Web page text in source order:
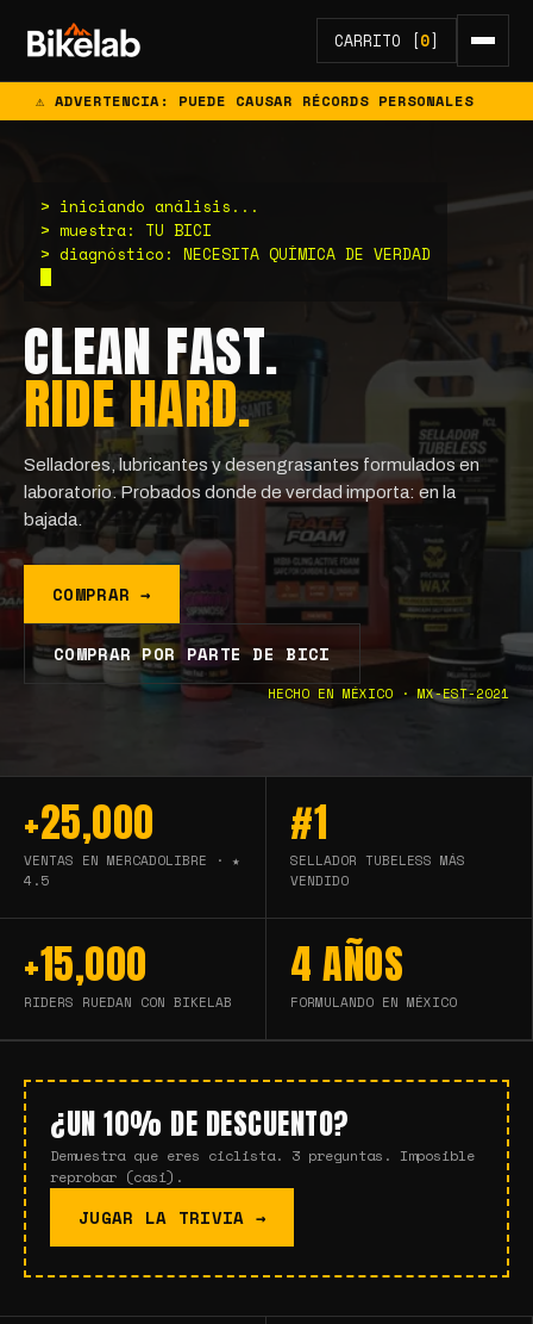
CARRITO [0]
PUEDE CAUSAR RÉCORDS PERSONALES
> iniciando análisis...
> muestra: TU BICI
> diagnóstico: NECESITA QUÍMICA DE VERDAD
CLEAN FAST.
RIDE HARD.
Selladores, lubricantes y desengrasantes formulados en
laboratorio. Probados donde de verdad importa: en la
bajada.
COMPRAR →
COMPRAR POR PARTE DE BICI
HECHO EN MÉXICO · MX-EST-2021
+25,000
VENTAS EN MERCADOLIBRE · ★
4.5
#1
SELLADOR TUBELESS MÁS
VENDIDO
+15,000
RIDERS RUEDAN CON BIKELAB
4 AÑOS
FORMULANDO EN MÉXICO
¿UN 10% DE DESCUENTO?
Demuestra que eres ciclista. 3 preguntas. Imposible
reprobar (casi).
JUGAR LA TRIVIA →